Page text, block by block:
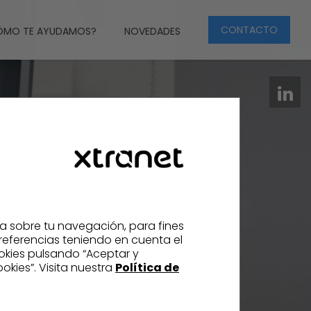
TE AYUDAMOS? NOVEDADES CONTACTO
sobre tu navegación, para fines
teniendo en cuenta el
pulsando “Aceptar y
Visita nuestra Política de